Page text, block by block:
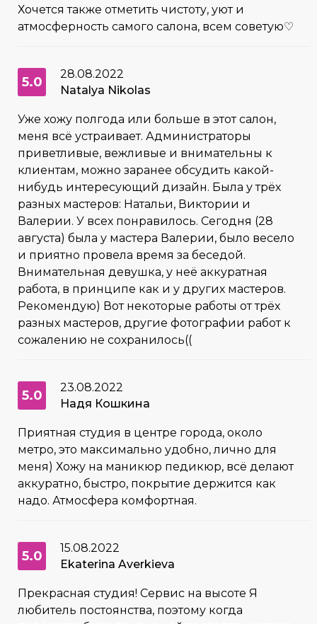
Хочется также отметить чистоту, уют и
атмосферность самого салона, всем советую♡
5.0
28.08.2022
Natalya Nikolas
Уже хожу полгода или больше в этот салон,
меня всё устраивает. Администраторы
приветливые, вежливые и внимательны к
клиентам, можно заранее обсудить какой-
нибудь интересующий дизайн. Была у трёх
разных мастеров: Натальи, Виктории и
Валерии. У всех понравилось. Сегодня (28
августа) была у мастера Валерии, было весело
и приятно провела время за беседой.
Внимательная девушка, у неё аккуратная
работа, в принципе как и у других мастеров.
Рекомендую) Вот некоторые работы от трёх
разных мастеров, другие фотографии работ к
сожалению не сохранилось((
5.0
23.08.2022
Надя Кошкина
Приятная студия в центре города, около
метро, это максимально удобно, лично для
меня) Хожу на маникюр педикюр, всё делают
аккуратно, быстро, покрытие держится как
надо. Атмосфера комфортная.
5.0
15.08.2022
Ekaterina Averkieva
Прекрасная студия! Сервис на высоте Я
любитель постоянства, поэтому когда